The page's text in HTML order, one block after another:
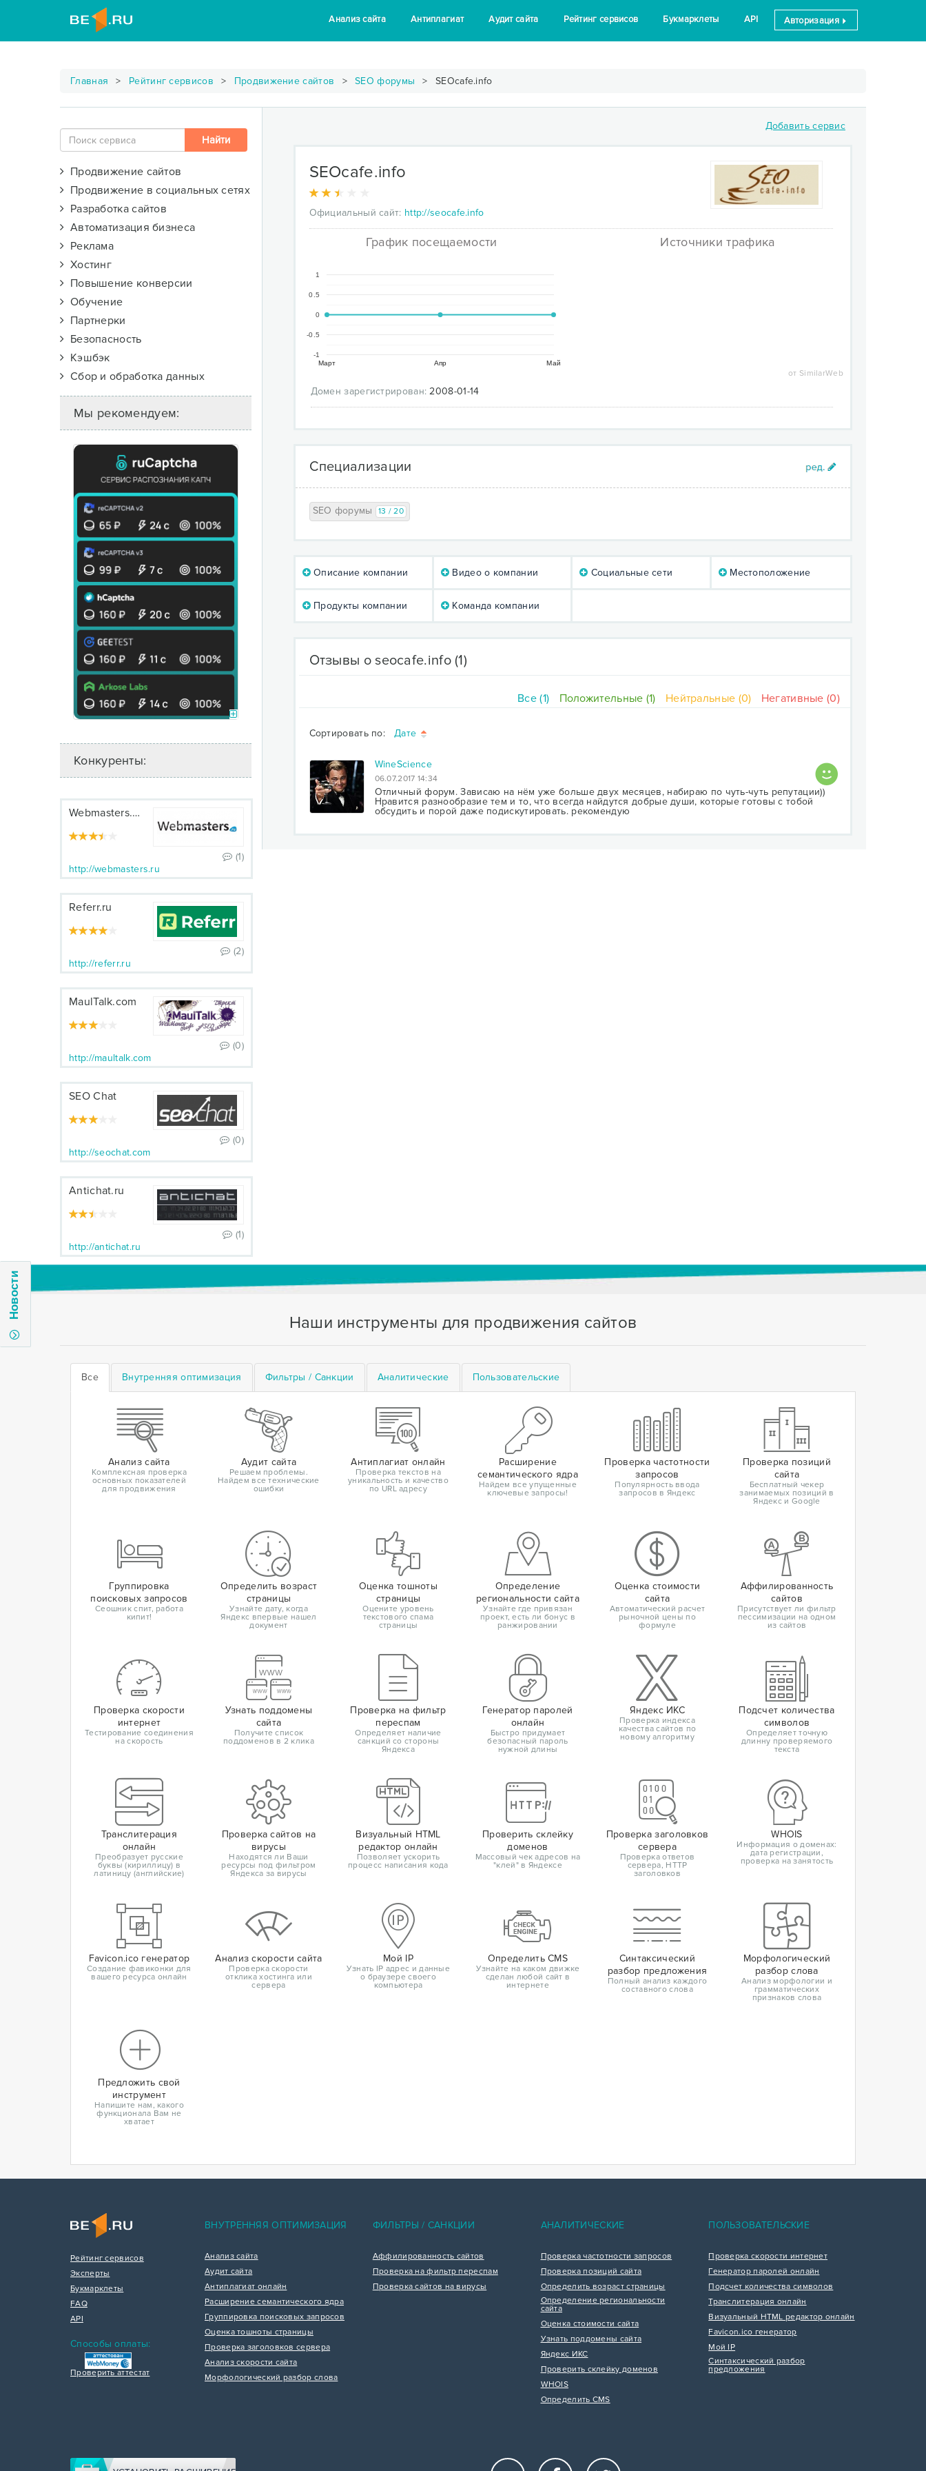
Анализ сайта Антиплагиат Аудит сайта Рейтинг сервисов Букмарклеты API Авторизация
Новости
Главная Рейтинг сервисов Продвижение сайтов SEO форумы SEOcafe.info
Продвижение сайтов
Продвижение в социальных сетях
Разработка сайтов
Автоматизация бизнеса
Реклама
Хостинг
Повышение конверсии
Обучение
Партнерки
Безопасность
Кэшбэк
Сбор и обработка данных
Мы рекомендуем:
Конкуренты:
Webmasters.RU
(1)
http://webmasters.ru
Referr.ru
(2)
http://referr.ru
MaulTalk.com
(0)
http://maultalk.com
SEO Chat
(0)
http://seochat.com
Antichat.ru
(1)
http://antichat.ru
Добавить сервис
SEOcafe.info
Официальный сайт: http://seocafe.info
График посещаемости
Март Апр Май
-1
-0.5
0
0.5
1
Источники трафика
от SimilarWeb
Домен зарегистрирован: 2008-01-14
Специализации
SEO форумы 13 / 20
Описание компании Видео о компании Социальные сети Местоположение
Продукты компании Команда компании
Отзывы о seocafe.info(1)
Все (1) Положительные (1) Нейтральные (0) Негативные (0)
Сортировать по: Дате
WineScience
06.07.2017 14:34
Отличный форум. Зависаю на нём уже больше двух месяцев, набираю по чуть-чуть репутации))
Нравится разнообразие тем и то, что всегда найдутся добрые души, которые готовы с тобой
обсудить и порой даже подискутировать. рекомендую
Наши инструменты для продвижения сайтов
Все Внутренняя оптимизация Фильтры / Санкции Аналитические Пользовательские
Анализ сайта
Комплексная проверка
основных показателей
для продвижения
Аудит сайта
Решаем проблемы.
Найдем все технические
ошибки
Антиплагиат онлайн
Проверка текстов на
уникальность и качество
по URL адресу
Расширение
семантического ядра
Найдем все упущенные
ключевые запросы!
Проверка частотности
запросов
Популярность ввода
запросов в Яндекс
Проверка позиций
сайта
Бесплатный чекер
занимаемых позиций в
Яндекс и Google
Группировка
поисковых запросов
Сеошник спит, работа
кипит!
Определить возраст
страницы
Узнайте дату, когда
Яндекс впервые нашел
документ
Оценка тошноты
страницы
Оцените уровень
текстового спама
страницы
Определение
региональности сайта
Узнайте где привязан
проект, есть ли бонус в
ранжировании
Оценка стоимости
сайта
Автоматический расчет
рыночной цены по
формуле
Аффилированность
сайтов
Присутствует ли фильтр
пессимизации на одном
из сайтов
Проверка скорости
интернет
Тестирование соединения
на скорость
Узнать поддомены
сайта
Получите список
поддоменов в 2 клика
Проверка на фильтр
переспам
Определяет наличие
санкций со стороны
Яндекса
Генератор паролей
онлайн
Быстро придумает
безопасный пароль
нужной длины
Яндекс ИКС
Проверка индекса
качества сайтов по
новому алгоритму
Подсчет количества
символов
Определяет точную
длинну проверяемого
текста
Транслитерация
онлайн
Преобразует русские
буквы (кириллицу) в
латиницу (английские)
Проверка сайтов на
вирусы
Находятся ли Ваши
ресурсы под фильтром
Яндекса за вирусы
Визуальный HTML
редактор онлайн
Позволяет ускорить
процесс написания кода
Проверить склейку
доменов
Массовый чек адресов на
"клей" в Яндексе
Проверка заголовков
сервера
Проверка ответов
сервера, HTTP
заголовков
WHOIS
Информация о доменах:
дата регистрации,
проверка на занятость
Favicon.ico генератор
Создание фавиконки для
вашего ресурса онлайн
Анализ скорости сайта
Проверка скорости
отклика хостинга или
сервера
Мой IP
Узнать IP адрес и данные
о браузере своего
компьютера
Определить CMS
Узнайте на каком движке
сделан любой сайт в
интернете
Синтаксический
разбор предложения
Полный анализ каждого
составного слова
Морфологический
разбор слова
Анализ морфологии и
грамматических
признаков слова
Предложить свой
инструмент
Напишите нам, какого
функционала Вам не
хватает
Рейтинг сервисов
Эксперты
Букмарклеты
FAQ
API
Способы оплаты:
Проверить аттестат
ВНУТРЕННЯЯ ОПТИМИЗАЦИЯ
Анализ сайта
Аудит сайта
Антиплагиат онлайн
Расширение семантического ядра
Группировка поисковых запросов
Оценка тошноты страницы
Проверка заголовков сервера
Анализ скорости сайта
Морфологический разбор слова
ФИЛЬТРЫ / САНКЦИИ
Аффилированность сайтов
Проверка на фильтр переспам
Проверка сайтов на вирусы
АНАЛИТИЧЕСКИЕ
Проверка частотности запросов
Проверка позиций сайта
Определить возраст страницы
Определение региональности
сайта
Оценка стоимости сайта
Узнать поддомены сайта
Яндекс ИКС
Проверить склейку доменов
WHOIS
Определить CMS
ПОЛЬЗОВАТЕЛЬСКИЕ
Проверка скорости интернет
Генератор паролей онлайн
Подсчет количества символов
Транслитерация онлайн
Визуальный HTML редактор онлайн
Favicon.ico генератор
Мой IP
Синтаксический разбор
предложения